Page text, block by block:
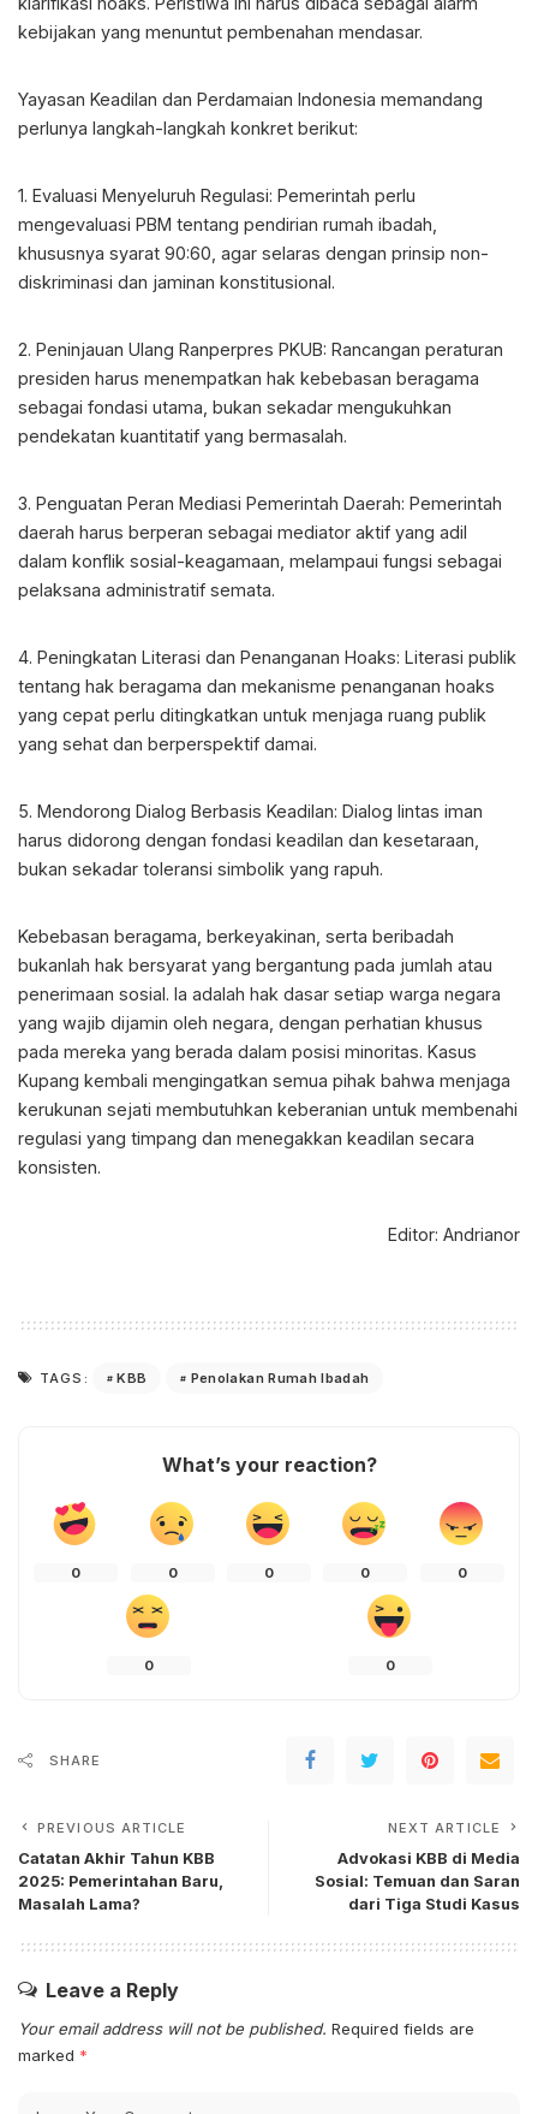
kebijakan yang menuntut pembenahan mendasar.
Yayasan Keadilan dan Perdamaian Indonesia memandang
perlunya langkah-langkah konkret berikut:
1. Evaluasi Menyeluruh Regulasi: Pemerintah perlu
mengevaluasi PBM tentang pendirian rumah ibadah,
khususnya syarat 90:60, agar selaras dengan prinsip non-
diskriminasi dan jaminan konstitusional.
2. Peninjauan Ulang Ranperpres PKUB: Rancangan peraturan
presiden harus menempatkan hak kebebasan beragama
sebagai fondasi utama, bukan sekadar mengukuhkan
pendekatan kuantitatif yang bermasalah.
3. Penguatan Peran Mediasi Pemerintah Daerah: Pemerintah
daerah harus berperan sebagai mediator aktif yang adil
dalam konflik sosial-keagamaan, melampaui fungsi sebagai
pelaksana administratif semata.
4. Peningkatan Literasi dan Penanganan Hoaks: Literasi publik
tentang hak beragama dan mekanisme penanganan hoaks
yang cepat perlu ditingkatkan untuk menjaga ruang publik
yang sehat dan berperspektif damai.
5. Mendorong Dialog Berbasis Keadilan: Dialog lintas iman
harus didorong dengan fondasi keadilan dan kesetaraan,
bukan sekadar toleransi simbolik yang rapuh.
Kebebasan beragama, berkeyakinan, serta beribadah
bukanlah hak bersyarat yang bergantung pada jumlah atau
penerimaan sosial. Ia adalah hak dasar setiap warga negara
yang wajib dijamin oleh negara, dengan perhatian khusus
pada mereka yang berada dalam posisi minoritas. Kasus
Kupang kembali mengingatkan semua pihak bahwa menjaga
kerukunan sejati membutuhkan keberanian untuk membenahi
regulasi yang timpang dan menegakkan keadilan secara
konsisten.
Editor: Andrianor
TAGS: KBB Penolakan Rumah Ibadah
What’s your reaction?
0 0 0 0 0
0 0
SHARE
PREVIOUS ARTICLE
Catatan Akhir Tahun KBB
2025: Pemerintahan Baru,
Masalah Lama?
NEXT ARTICLE
Advokasi KBB di Media
Sosial: Temuan dan Saran
dari Tiga Studi Kasus
Leave a Reply
Your email address will not be published. Required fields are
marked *